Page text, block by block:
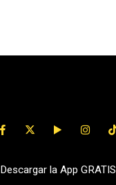
Descargar la App GRATIS